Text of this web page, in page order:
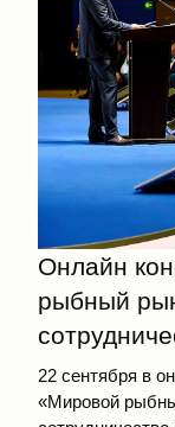
Онлайн
рыбный
22 сентября в
«Мировой